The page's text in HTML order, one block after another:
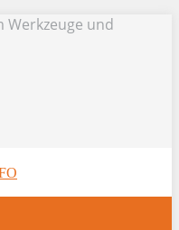
und